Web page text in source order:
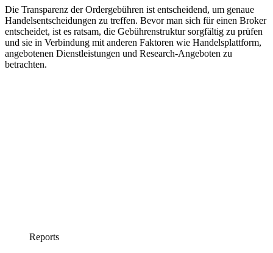
Die Transparenz der Ordergebühren ist entscheidend, um genaue
Handelsentscheidungen zu treffen. Bevor man sich für einen Broker
entscheidet, ist es ratsam, die Gebührenstruktur sorgfältig zu prüfen
und sie in Verbindung mit anderen Faktoren wie Handelsplattform,
angebotenen Dienstleistungen und Research-Angeboten zu
betrachten.
Reports